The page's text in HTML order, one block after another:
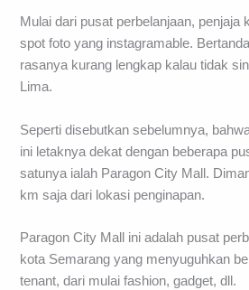
Mulai dari pusat perbelanjaan, penjaja
spot foto yang instagramable.
rasanya kurang lengkap kalau tidak
Lima.
Seperti disebutkan sebelumnya,
ini letaknya dekat dengan beberapa
satunya ialah Paragon City Mall.
km saja dari lokasi penginapan.
Paragon City Mall ini adalah pusat
kota Semarang yang menyuguhkan
tenant, dari mulai fashion, gadget, dll.